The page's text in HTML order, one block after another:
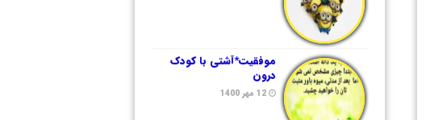
موفقیت*آشتی با کودک
درون
12 مهر 1400